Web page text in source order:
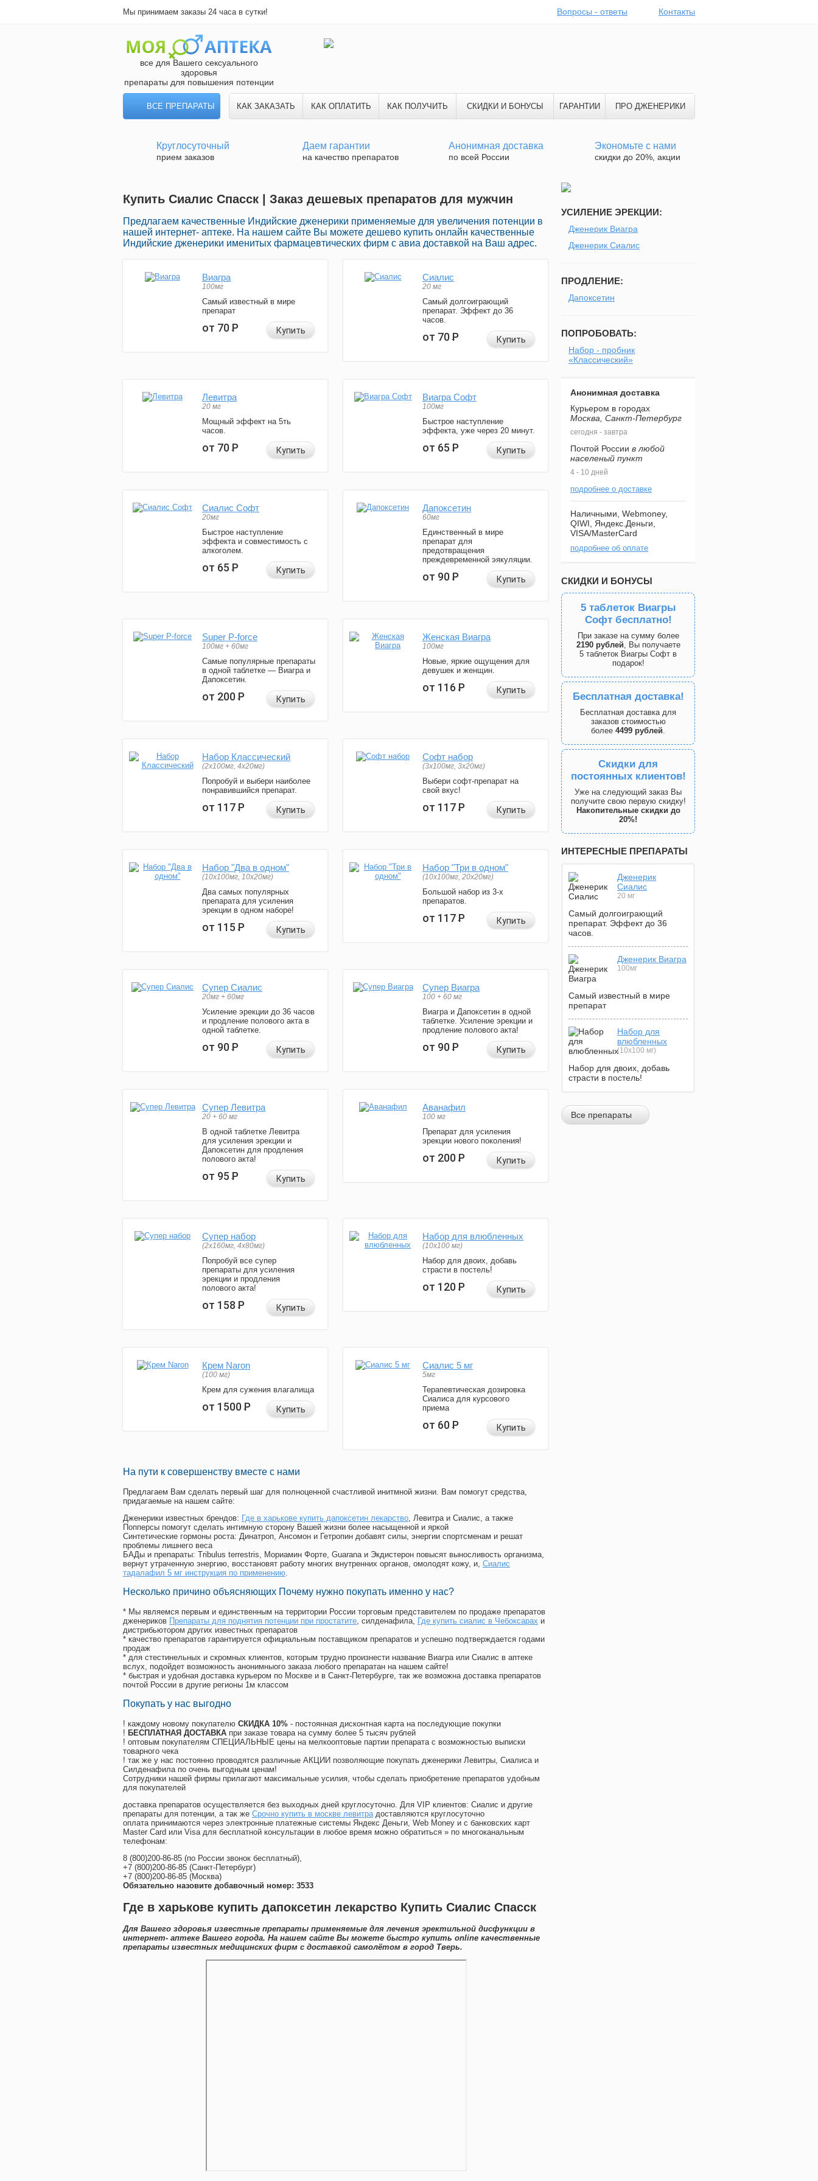
Мы принимаем заказы 24 часа в сутки! Вопросы - ответы Контакты
все для Вашего сексуального
здоровья
препараты для повышения потенции
ВСЕ ПРЕПАРАТЫ КАК ЗАКАЗАТЬ КАК ОПЛАТИТЬ КАК ПОЛУЧИТЬ СКИДКИ И БОНУСЫ ГАРАНТИИ ПРО ДЖЕНЕРИКИ
Круглосуточный
прием заказов
Даем гарантии
на качество препаратов
Анонимная доставка
по всей России
Экономьте с нами
скидки до 20%, акции
Купить Сиалис Спасск | Заказ дешевых препаратов для мужчин
Предлагаем качественные Индийские дженерики применяемые для увеличения потенции в
нашей интернет- аптеке. На нашем сайте Вы можете дешево купить онлайн качественные
Индийские дженерики именитых фармацевтических фирм с авиа доставкой на Ваш адрес.
Виагра
100мг
Самый известный в мире
препарат
от 70Р Купить
Сиалис
20 мг
Самый долгоиграющий
препарат. Эффект до 36
часов.
от 70Р Купить
Левитра
20 мг
Мощный эффект на 5ть
часов.
от 70Р Купить
Виагра Софт
100мг
Быстрое наступление
эффекта, уже через 20 минут.
от 65Р Купить
Сиалис Софт
20мг
Быстрое наступление
эффекта и совместимость с
алкоголем.
от 65Р Купить
Дапоксетин
60мг
Единственный в мире
препарат для
предотвращения
преждевременной эякуляции.
от 90Р Купить
Super P-force
100мг + 60мг
Самые популярные препараты
в одной таблетке — Виагра и
Дапоксетин.
от 200Р Купить
Женская Виагра
100мг
Новые, яркие ощущения для
девушек и женщин.
от 116Р Купить
Набор Классический
(2x100мг, 4x20мг)
Попробуй и выбери наиболее
понравившийся препарат.
от 117Р Купить
Софт набор
(3x100мг, 3x20мг)
Выбери софт-препарат на
свой вкус!
от 117Р Купить
Набор "Два в одном"
(10x100мг, 10x20мг)
Два самых популярных
препарата для усиления
эрекции в одном наборе!
от 115Р Купить
Набор "Три в одном"
(10x100мг, 20x20мг)
Большой набор из 3-х
препаратов.
от 117Р Купить
Супер Сиалис
20мг + 60мг
Усиление эрекции до 36 часов
и продление полового акта в
одной таблетке.
от 90Р Купить
Супер Виагра
100 + 60 мг
Виагра и Дапоксетин в одной
таблетке. Усиление эрекции и
продление полового акта!
от 90Р Купить
Супер Левитра
20 + 60 мг
В одной таблетке Левитра
для усиления эрекции и
Дапоксетин для продления
полового акта!
от 95Р Купить
Аванафил
100 мг
Препарат для усиления
эрекции нового поколения!
от 200Р Купить
Супер набор
(2х160мг, 4х80мг)
Попробуй все супер
препараты для усиления
эрекции и продления
полового акта!
от 158Р Купить
Набор для влюбленных
(10х100 мг)
Набор для двоих, добавь
страсти в постель!
от 120Р Купить
Крем Naron
(100 мг)
Крем для сужения влагалища
от 1500Р Купить
Сиалис 5 мг
5мг
Терапевтическая дозировка
Сиалиса для курсового
приема
от 60Р Купить
На пути к совершенству вместе с нами
Предлагаем Вам сделать первый шаг для полноценной счастливой инитмной жизни. Вам помогут средства,
придагаемые на нашем сайте:
Дженерики известных брендов: Где в харькове купить дапоксетин лекарство, Левитра и Сиалис, а также
Попперсы помогут сделать интимную сторону Вашей жизни более насыщенной и яркой
Синтетические гормоны роста: Динатроп, Ансомон и Гетропин добавят силы, энергии спортсменам и решат
проблемы лишнего веса
БАДы и препараты: Tribulus terrestris, Мориамин Форте, Guarana и Экдистерон повысят выносливость организма,
вернут утраченную энергию, восстановят работу многих внутренних органов, омолодят кожу, и, Сиалис
тадалафил 5 мг инструкция по применению.
Несколько причино объясняющих Почему нужно покупать именно у нас?
* Мы являемся первым и единственным на территории России торговым представителем по продаже препаратов
дженериков Препараты для поднятия потенции при простатите, силденафила, Где купить сиалис в Чебоксарах и
дистрибьютором других известных препаратов
* качество препаратов гарантируется официальным поставщиком препаратов и успешно подтверждается годами
продаж
* для стестинельных и скромных клиентов, которым трудно произнести название Виагра или Сиалис в аптеке
вслух, подойдет возможность анонимныого заказа любого препаратан на нашем сайте!
* быстрая и удобная доставка курьером по Москве и в Санкт-Петербурге, так же возможна доставка препаратов
почтой России в другие регионы 1м классом
Покупать у нас выгодно
! каждому новому покупателю СКИДКА 10% - постоянная дисконтная карта на последующие покупки
! БЕСПЛАТНАЯ ДОСТАВКА при заказе товара на сумму более 5 тысяч рублей
! оптовым покупателям СПЕЦИАЛЬНЫЕ цены на мелкооптовые партии препарата с возможностью выписки
товарного чека
! так же у нас постоянно проводятся различные АКЦИИ позволяющие покупать дженерики Левитры, Сиалиса и
Силденафила по очень выгодным ценам!
Cотрудники нашей фирмы прилагают максимальные усилия, чтобы сделать приобретение препаратов удобным
для покупателей
доставка препаратов осуществляется без выходных дней круглосуточно. Для VIP клиентов: Сиалис и другие
препараты для потенции, а так же Срочно купить в москве левитрадоставляются круглосуточно
оплата принимаются через электронные платежные системы Яндекс Деньги, Web Money и с банковских карт
Master Card или Visa для бесплатной консультации в любое время можно обратиться » по многоканальным
телефонам:
8 (800)200-86-85 (по России звонок бесплатный),
+7 (800)200-86-85 (Санкт-Петербург)
+7 (800)200-86-85 (Москва)
Обязательно назовите добавочный номер: 3533
Где в харькове купить дапоксетин лекарство Купить Сиалис Спасск
Для Вашего здоровья известные препараты применяемые для лечения эректильной дисфункции в
интернет- аптеке Вашего города. На нашем сайте Вы можете быстро купить online качественные
препараты известных медицинских фирм с доставкой самолётом в город Тверь.
УСИЛЕНИЕ ЭРЕКЦИИ:
Дженерик Виагра
Дженерик Сиалис
ПРОДЛЕНИЕ:
Дапоксетин
ПОПРОБОВАТЬ:
Набор - пробник
«Классический»
Анонимная доставка
Курьером в городах
Москва, Санкт-Петербург
сегодня - завтра
Почтой России в любой
населеный пункт
4 - 10 дней
подробнее о доставке
Наличными, Webmoney,
QIWI, Яндекс.Деньги,
VISA/MasterCard
подробнее об оплате
СКИДКИ И БОНУСЫ
5 таблеток Виагры
Софт бесплатно!
При заказе на сумму более
2190 рублей, Вы получаете
5 таблеток Виагры Софт в
подарок!
Бесплатная доставка!
Бесплатная доставка для
заказов стоимостью
более 4499 рублей.
Скидки для
постоянных клиентов!
Уже на следующий заказ Вы
получите свою первую скидку!
Накопительные скидки до
20%!
ИНТЕРЕСНЫЕ ПРЕПАРАТЫ
Дженерик
Сиалис
20 мг
Самый долгоиграющий
препарат. Эффект до 36
часов.
Дженерик Виагра
100мг
Самый известный в мире
препарат
Набор для
влюбленных
(10х100 мг)
Набор для двоих, добавь
страсти в постель!
Все препараты